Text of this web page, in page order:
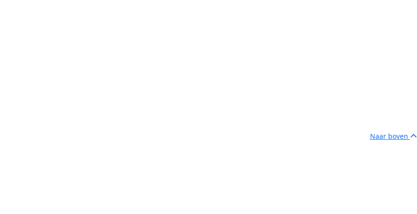
Naar boven